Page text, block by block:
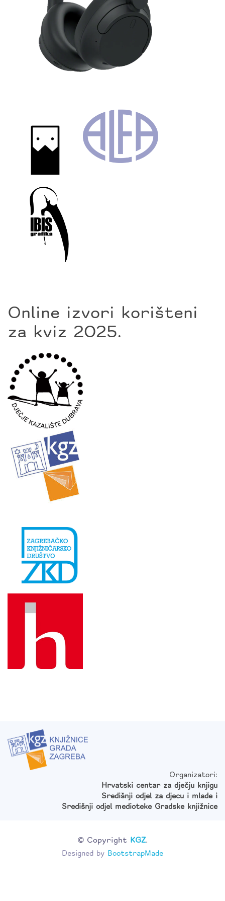
Online izvori korišteni
za kviz 2025.
Organizatori:
Hrvatski centar za dječju knjigu
Središnji odjel za djecu i mlade i
Središnji odjel medioteke Gradske knjižnice
© Copyright KGZ.
Designed by BootstrapMade